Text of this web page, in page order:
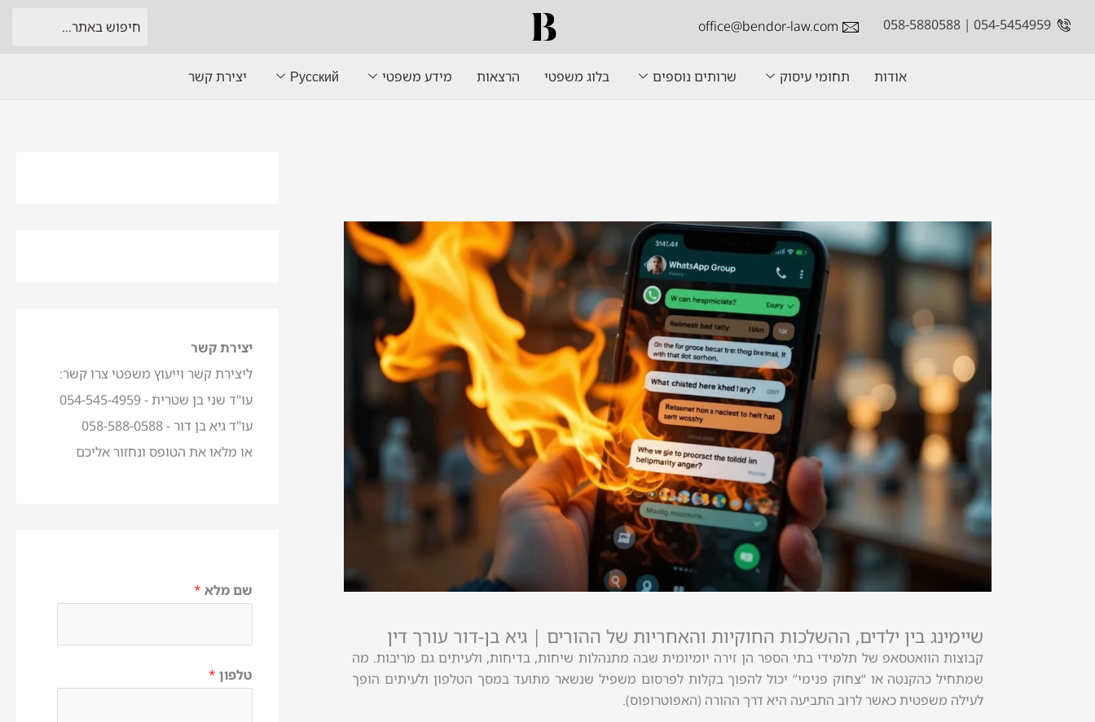
לתוכן
054-5454959 | 058-5880588
office@bendor-law.com
אודות תחומי עיסוק שרותים נוספים בלוג משפטי הרצאות מידע משפטי Русский יצירת קשר
שיימינג בין ילדים, ההשלכות החוקיות והאחריות של ההורים | גיא בן-דור עורך דין
קבוצות הוואטסאפ של תלמידי בתי הספר הן זירה יומיומית שבה מתנהלות שיחות, בדיחות, ולעיתים גם מריבות. מה
שמתחיל כהקנטה או “צחוק פנימי” יכול להפוך בקלות לפרסום משפיל שנשאר מתועד במסך הטלפון ולעיתים הופך
לעילה משפטית כאשר לרוב התביעה היא דרך ההורה (האפוטרופוס).
יצירת קשר
ליצירת קשר וייעוץ משפטי צרו קשר:
עו"ד שני בן שטרית - 054-545-4959
עו"ד גיא בן דור - 058-588-0588
או מלאו את הטופס ונחזור אליכם
שם מלא *
טלפון *